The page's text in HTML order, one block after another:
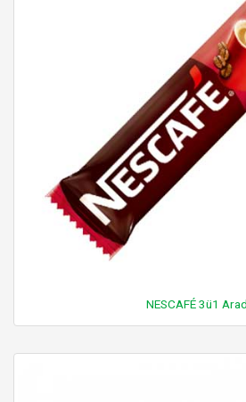
NESCAFÉ 3ü1